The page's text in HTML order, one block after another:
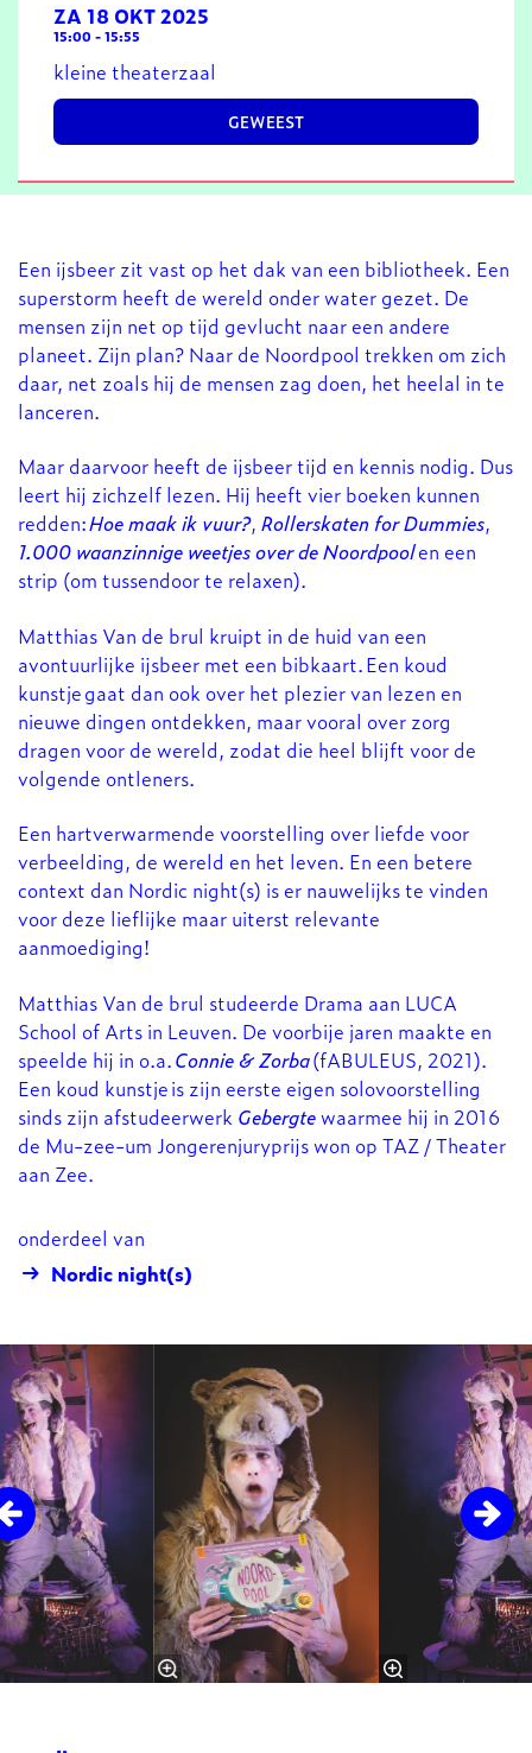
ZA 18 OKT 2025
15:00 -15:55
kleine theaterzaal
GEWEEST
Een ijsbeer zit vast op het dak van een bibliotheek. Een
superstorm heeft de wereld onder water gezet. De
mensen zijn net op tijd gevlucht naar een andere
planeet. Zijn plan? Naar de Noordpool trekken om zich
daar, net zoals hij de mensen zag doen, het heelal in te
lanceren.
Maar daarvoor heeft de ijsbeer tijd en kennis nodig. Dus
leert hij zichzelf lezen. Hij heeft vier boeken kunnen
redden:Hoe maak ik vuur?, Rollerskaten for Dummies,
1.000 waanzinnige weetjes over de Noordpoolen een
strip (om tussendoor te relaxen).
Matthias Van de brul kruipt in de huid van een
avontuurlijke ijsbeer met een bibkaart. Een koud
kunstje gaat dan ook over het plezier van lezen en
nieuwe dingen ontdekken, maar vooral over zorg
dragen voor de wereld, zodat die heel blijft voor de
volgende ontleners.
Een hartverwarmende voorstelling over liefde voor
verbeelding, de wereld en het leven. En een betere
context dan Nordic night(s) is er nauwelijks te vinden
voor deze lieflijke maar uiterst relevante
aanmoediging!
Matthias Van de brul studeerde Drama aan LUCA
School of Arts in Leuven. De voorbije jaren maakte en
speelde hij in o.a.Connie & Zorba(fABULEUS, 2021).
Een koud kunstje is zijn eerste eigen solovoorstelling
sinds zijn afstudeerwerk Gebergtewaarmee hij in 2016
de Mu-zee-um Jongerenjuryprijs won op TAZ / Theater
aan Zee.
onderdeel van
Nordic night(s)
Overslaan